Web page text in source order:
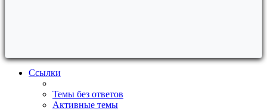
Ссылки
Темы без ответов
Активные темы